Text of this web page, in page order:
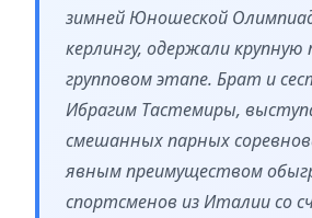
зимней Юношеской
керлингу, одержали крупную
групповом этапе. Брат и
Ибрагим Тастемиры,
смешанных парных
явным преимуществом
спортсменов из Италии со